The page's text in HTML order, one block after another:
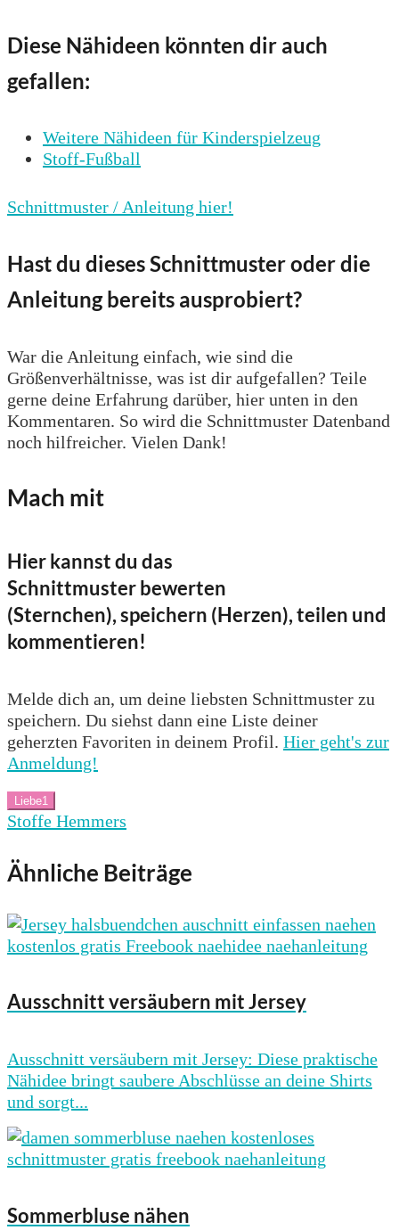
Diese Nähideen könnten dir auch
gefallen:
Weitere Nähideen für Kinderspielzeug
Stoff-Fußball
Schnittmuster / Anleitung hier!
Hast du dieses Schnittmuster oder die
Anleitung bereits ausprobiert?
War die Anleitung einfach, wie sind die
Größenverhältnisse, was ist dir aufgefallen? Teile
gerne deine Erfahrung darüber, hier unten in den
Kommentaren. So wird die Schnittmuster Datenband
noch hilfreicher. Vielen Dank!
Mach mit
Hier kannst du das
Schnittmuster bewerten
(Sternchen), speichern (Herzen), teilen und
kommentieren!
Melde dich an, um deine liebsten Schnittmuster zu
speichern. Du siehst dann eine Liste deiner
geherzten Favoriten in deinem Profil. Hier geht's zur
Anmeldung!
Liebe1
Stoffe Hemmers
Ähnliche Beiträge
Ausschnitt versäubern mit Jersey
Ausschnitt versäubern mit Jersey: Diese praktische
Nähidee bringt saubere Abschlüsse an deine Shirts
und sorgt...
Sommerbluse nähen